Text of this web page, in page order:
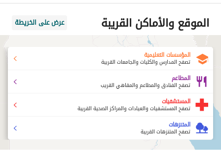
الموقع والأماكن القريبة عرض على الخريطة
المؤسسات التعليمية
تصفح المدارس والكليات والجامعات القريبة
المطاعم
تصفح الفنادق والمطاعم والمقاهي القريب
المستشفيات
تصفح المستشفيات والعيادات والمراكز الصحية القريبة
المتنزهات
تصفح المتنزهات القريبة